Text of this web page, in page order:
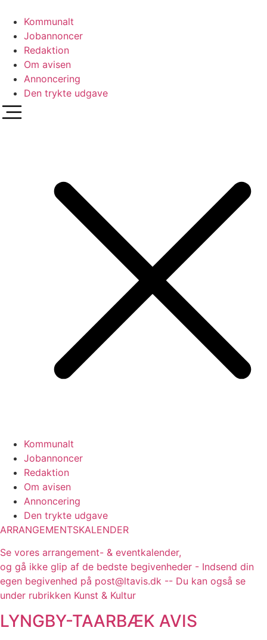
indhold
Kommunalt
Jobannoncer
Redaktion
Om avisen
Annoncering
Den trykte udgave
Kommunalt
Jobannoncer
Redaktion
Om avisen
Annoncering
Den trykte udgave
ARRANGEMENTSKALENDER
Se vores arrangement- & eventkalender,
og gå ikke glip af de bedste begivenheder - Indsend din
egen begivenhed på post@ltavis.dk -- Du kan også se
under rubrikken Kunst & Kultur
LYNGBY-TAARBÆK AVIS